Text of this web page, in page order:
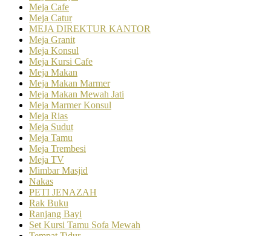
Meja Cafe
Meja Catur
MEJA DIREKTUR KANTOR
Meja Granit
Meja Konsul
Meja Kursi Cafe
Meja Makan
Meja Makan Marmer
Meja Makan Mewah Jati
Meja Marmer Konsul
Meja Rias
Meja Sudut
Meja Tamu
Meja Trembesi
Meja TV
Mimbar Masjid
Nakas
PETI JENAZAH
Rak Buku
Ranjang Bayi
Set Kursi Tamu Sofa Mewah